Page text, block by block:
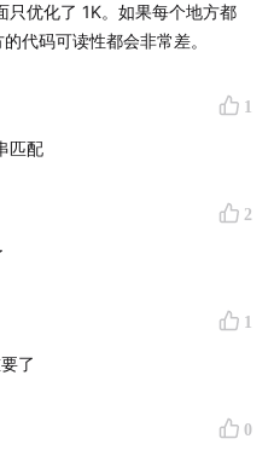
法？
绍
优化了 1K。如果每个地方都
代码可读性都会非常差。
1
匹配
2
1
了
0